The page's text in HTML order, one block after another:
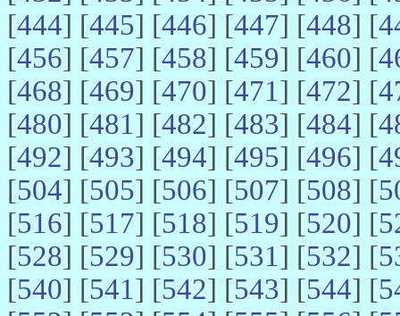
[444] [445] [446] [447] [448] [
[456] [457] [458] [459] [460] [
[468] [469] [470] [471] [472] [
[480] [481] [482] [483] [484] [
[492] [493] [494] [495] [496] [
[504] [505] [506] [507] [508] [
[516] [517] [518] [519] [520] [
[528] [529] [530] [531] [532] [
[540] [541] [542] [543] [544] [